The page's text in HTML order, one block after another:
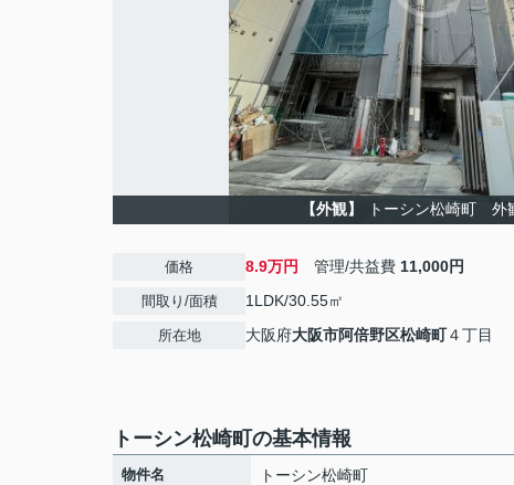
【外観】 トーシン松崎町 外
価格 8.9万円 管理/共益費 11,000円
間取り/面積 1LDK/30.55㎡
所在地 大阪府大阪市阿倍野区松崎町４丁目
トーシン松崎町の基本情報
物件名 トーシン松崎町